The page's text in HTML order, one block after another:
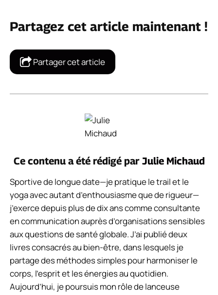
Partagez cet article maintenant !
Partager cet article
Ce contenu a été rédigé par Julie Michaud
Sportive de longue date—je pratique le trail et le
yoga avec autant d’enthousiasme que de rigueur—
j’exerce depuis plus de dix ans comme consultante
en communication auprès d’organisations sensibles
aux questions de santé globale. J’ai publié deux
livres consacrés au bien-être, dans lesquels je
partage des méthodes simples pour harmoniser le
corps, l’esprit et les énergies au quotidien.
Aujourd’hui, je poursuis mon rôle de lanceuse